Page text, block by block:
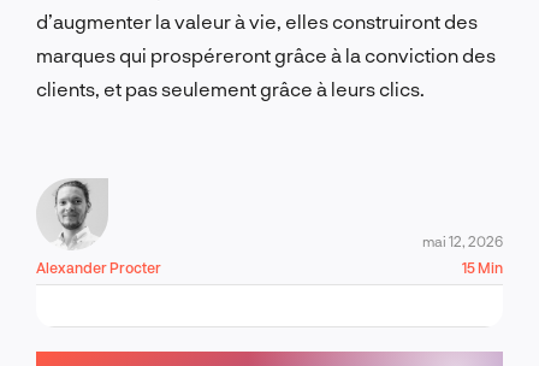
d’augmenter la valeur à vie, elles construiront des
marques qui prospéreront grâce à la conviction des
clients, et pas seulement grâce à leurs clics.
Alexander Procter
mai 12, 2026
15 Min